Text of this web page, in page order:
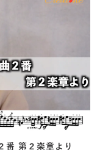
第２楽章より